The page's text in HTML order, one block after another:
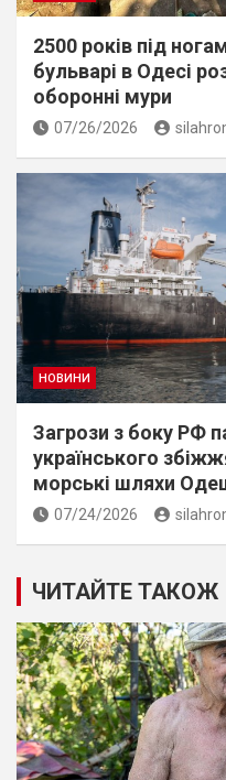
2500 років під
бульварі в Одесі
оборонні мури
07/26/2026
НОВИНИ
Загрози з боку РФ
українського
морські шляхи
07/24/2026
ЧИТАЙТЕ ТАКОЖ